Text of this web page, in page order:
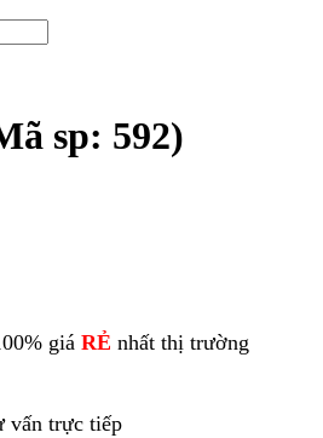
sp: 592)
giá RẺ nhất thị trường
vấn trực tiếp